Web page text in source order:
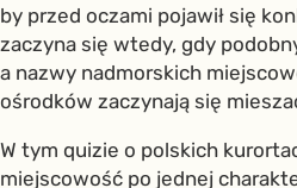
by przed oczami pojawił się
zaczyna się wtedy, gdy
a nazwy nadmorskich
ośrodków zaczynają się
W tym quizie o polskich
miejscowość po jednej